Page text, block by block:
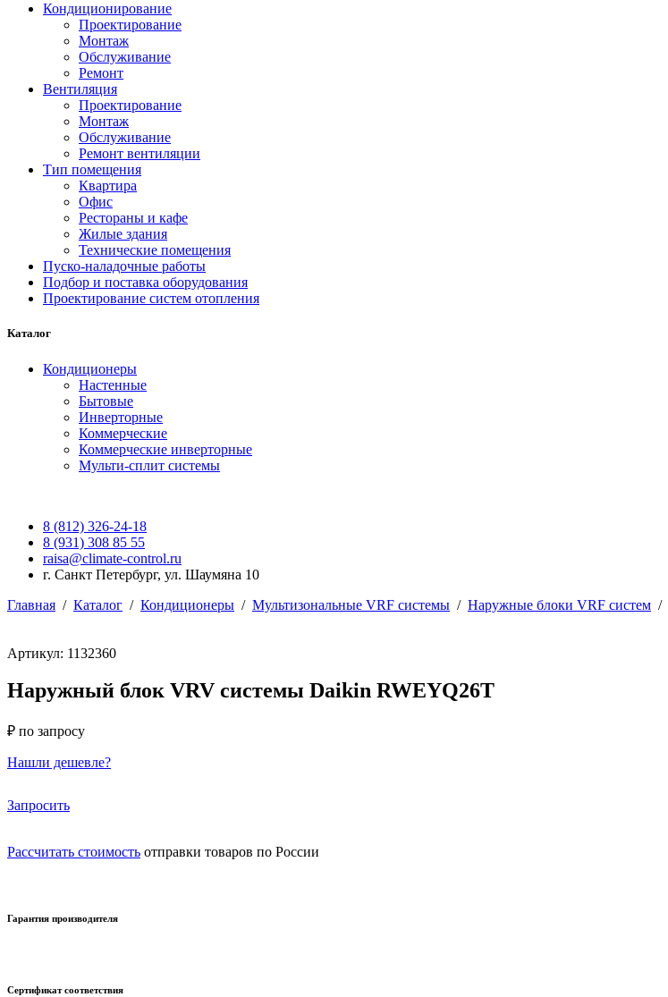
Кондиционирование
Проектирование
Монтаж
Обслуживание
Ремонт
Вентиляция
Проектирование
Монтаж
Обслуживание
Ремонт вентиляции
Тип помещения
Квартира
Офис
Рестораны и кафе
Жилые здания
Технические помещения
Пуско-наладочные работы
Подбор и поставка оборудования
Проектирование систем отопления
Каталог
Кондиционеры
Настенные
Бытовые
Инверторные
Коммерческие
Коммерческие инверторные
Мульти-сплит системы
8 (812) 326-24-18
8 (931) 308 85 55
raisa@climate-control.ru
г. Санкт Петербург, ул. Шаумяна 10
Главная / Каталог / Кондиционеры / Мультизональные VRF системы / Наружные блоки VRF систем /
Артикул: 1132360
Наружный блок VRV системы Daikin RWEYQ26T
₽ по запросу
Нашли дешевле?
Запросить
Рассчитать стоимость отправки товаров по России
Гарантия производителя
Сертификат соответствия